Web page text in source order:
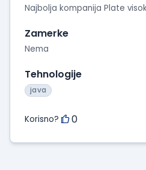
Najbolja kompanija Plate
Zamerke
Nema
Tehnologije
java
Korisno? 0